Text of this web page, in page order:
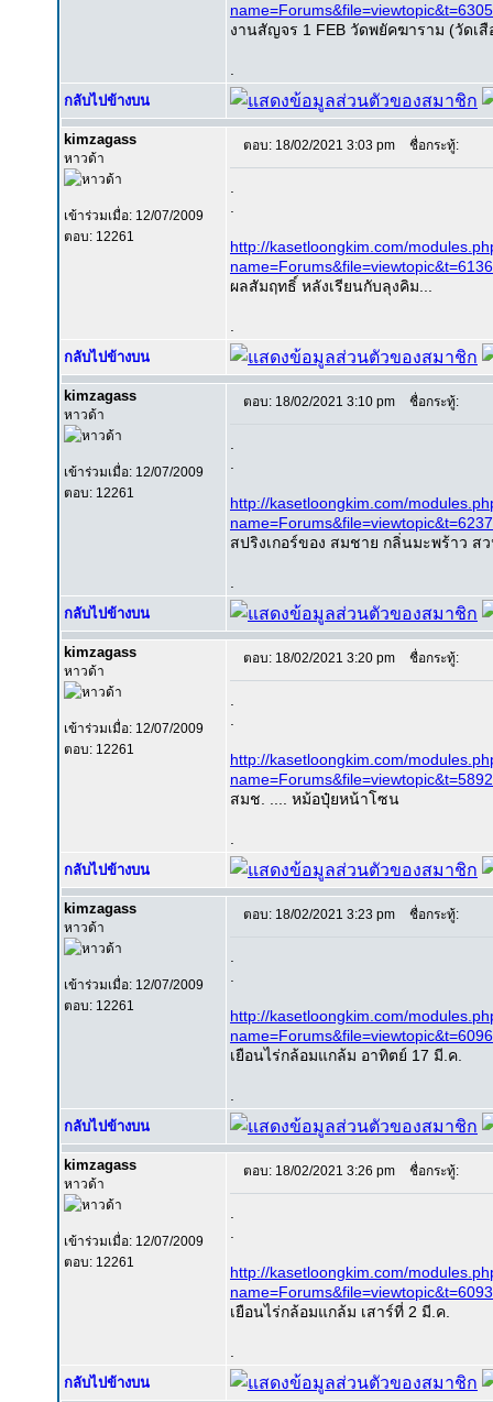
งานสัญจร 1 FEB วัดพยัคฆาราม (วัดเ
กลับไปข้างบน
kimzagass
หาวด้า
เข้าร่วมเมื่อ: 12/07/2009
ตอบ: 12261
ตอบ: 18/02/2021 3:03 pm ชื่อกระทู้:
http://kasetloongkim.com/
ผลสัมฤทธิ์ หลังเรียนกับลุงคิม...
กลับไปข้างบน
kimzagass
หาวด้า
เข้าร่วมเมื่อ: 12/07/2009
ตอบ: 12261
ตอบ: 18/02/2021 3:10 pm ชื่อกระทู้:
http://kasetloongkim.com/
สปริงเกอร์ของ สมชาย กลิ่นมะพร้าว ส
กลับไปข้างบน
kimzagass
หาวด้า
เข้าร่วมเมื่อ: 12/07/2009
ตอบ: 12261
ตอบ: 18/02/2021 3:20 pm ชื่อกระทู้:
http://kasetloongkim.com/
สมช. .... หม้อปุ๋ยหน้าโซน
กลับไปข้างบน
kimzagass
หาวด้า
เข้าร่วมเมื่อ: 12/07/2009
ตอบ: 12261
ตอบ: 18/02/2021 3:23 pm ชื่อกระทู้:
http://kasetloongkim.com/
เยือนไร่กล้อมแกล้ม อาทิตย์ 17 มี.ค.
กลับไปข้างบน
kimzagass
หาวด้า
เข้าร่วมเมื่อ: 12/07/2009
ตอบ: 12261
ตอบ: 18/02/2021 3:26 pm ชื่อกระทู้:
http://kasetloongkim.com/
เยือนไร่กล้อมแกล้ม เสาร์ที่ 2 มี.ค.
กลับไปข้างบน